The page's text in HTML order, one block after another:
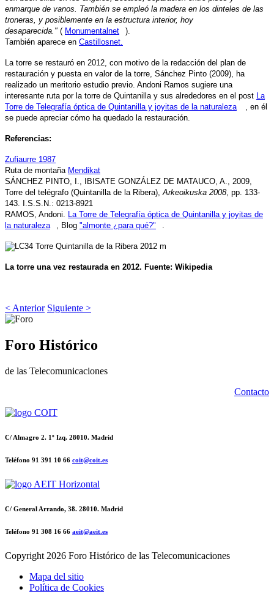
enmarque de vanos. También se empleó la madera en los dinteles de las
troneras, y posiblemente en la estructura interior, hoy
desaparecida." ( Monumentalnet
).
También aparece en Castillosnet.
La torre se restauró en 2012, con motivo de la redacción del plan de
restauración y puesta en valor de la torre, Sánchez Pinto (2009), ha
realizado un meritorio estudio previo. Andoni Ramos sugiere una
interesante ruta por la torre de Quintanilla y sus alrededores en el post
La
Torre de Telegrafía óptica de Quintanilla y joyitas de la naturaleza
, en él
se puede apreciar cómo ha quedado la restauración.
Referencias:
Zufiaurre 1987
Ruta de montaña Mendikat
SÁNCHEZ PINTO, I., IBISATE GONZÁLEZ DE MATAUCO, A., 2009,
Torre del telégrafo (Quintanilla de la Ribera), Arkeoikuska 2008, pp. 133-
143. I.S.S.N.: 0213-8921
RAMOS, Andoni.
La Torre de Telegrafía óptica de Quintanilla y joyitas de
la naturaleza
, Blog "almonte ¿para qué?"
La torre una vez restaurada en 2012. Fuente: Wikipedia
< Anterior Siguiente >
Foro Histórico
de las Telecomunicaciones
Contacto
C/ Almagro 2. 1º Izq. 28010. Madrid
Teléfono 91 391 10 66 coit@coit.es
C/ General Arrando, 38. 28010. Madrid
Teléfono 91 308 16 66 aeit@aeit.es
Copyright 2026 Foro Histórico de las Telecomunicaciones
Mapa del sitio
Política de Cookies